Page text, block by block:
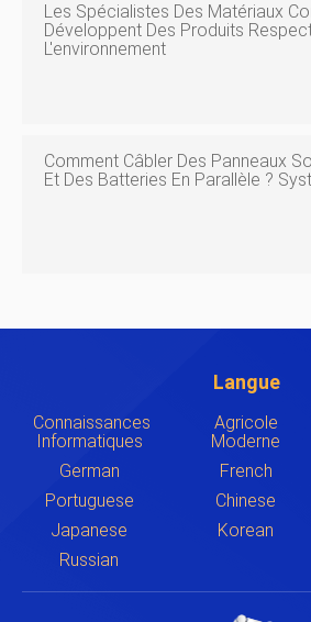
Les Spécialistes Des Matériaux
Développent Des Produits
L'environnement
Comment Câbler Des Panneaux
Et Des Batteries En Parallèle ?
Langue
Connaissances
Informatiques
Agricole
Moderne
German French
Portuguese
Chinese
Japanese
Korean
Russian